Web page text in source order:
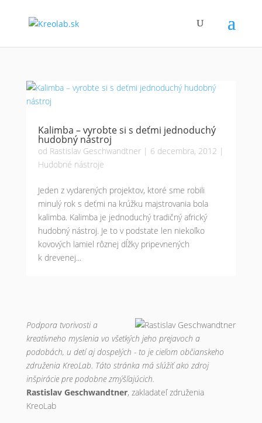
Kalimba – vyrobte si s deťmi jednoduchý
hudobný nástroj
od Rastislav Geschwandtner| 6 decembra, 2012 |
Hudobné nástroje
Jeden z vydarených projektov, ktoré sme robili
minulý rok s deťmi na krúžku majstrovania bola
kalimba. Kalimba je jednoduchý tradičný africký
hudobný nástroj. Je to v podstate len niekoľko
kovových lamiel rôznej dĺžky pripevnených
k drevenej...
Podpora tvorivosti a
kreatívneho myslenia vo všetkých jeho prejavoch a
podobách, u detí aj dospelých - to je cieľom občianskeho
združenia KreoLab. Táto stránka má slúžiť ako zdroj
inšpirácie pre podobne zmýšľajúcich.
Rastislav Geschwandtner, zakladateľ združenia
KreoLab